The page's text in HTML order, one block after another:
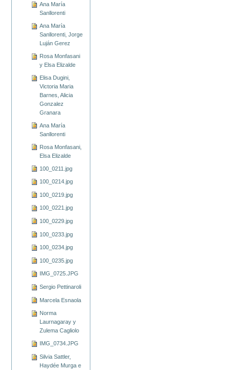
Ana María
Sanllorenti
Ana María
Sanllorenti, Jorge
Luján Gerez
Rosa Monfasani
y Elsa Elizalde
Elisa Dugini,
Victoria Maria
Barnes, Alicia
Gonzalez
Granara
Ana María
Sanllorenti
Rosa Monfasani,
Elsa Elizalde
100_0211.jpg
100_0214.jpg
100_0219.jpg
100_0221.jpg
100_0229.jpg
100_0233.jpg
100_0234.jpg
100_0235.jpg
IMG_0725.JPG
Sergio Pettinaroli
Marcela Esnaola
Norma
Laurnagaray y
Zulema Cagliolo
IMG_0734.JPG
Silvia Sattler,
Haydée Murga e